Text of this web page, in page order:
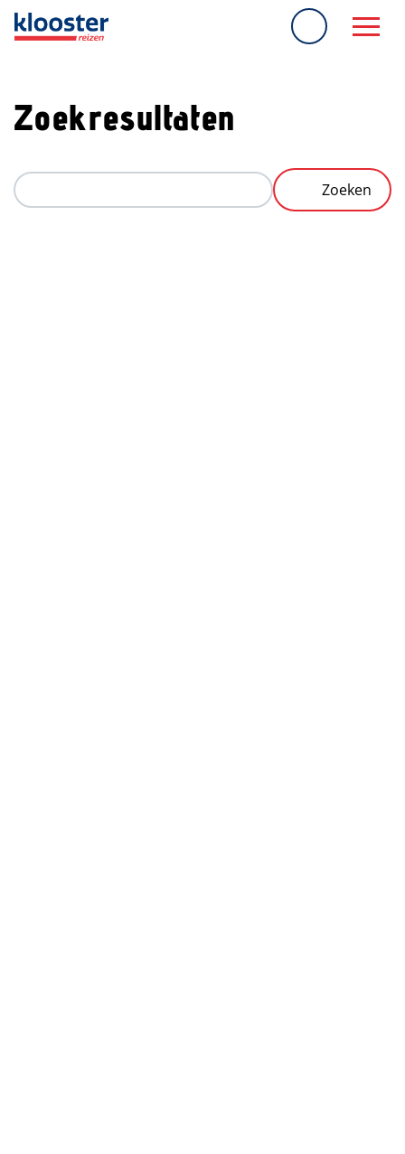
overslaan
Zoekresultaten
Zoeken